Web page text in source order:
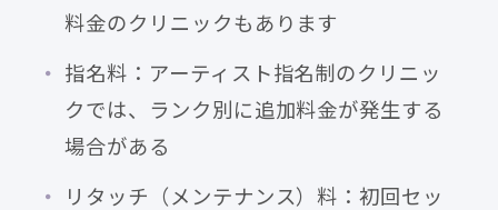
料金のクリニックもあります
指名料：アーティスト指名制のクリニッ
クでは、ランク別に追加料金が発生する
場合がある
リタッチ（メンテナンス）料：初回セッ